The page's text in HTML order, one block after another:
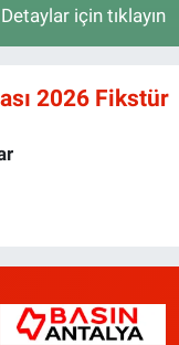
Detaylar için tıklayın
2026 Fikstür